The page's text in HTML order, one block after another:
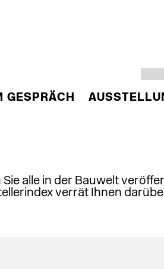
GESPRÄCH
alle in der Bauwelt
verrät Ihnen